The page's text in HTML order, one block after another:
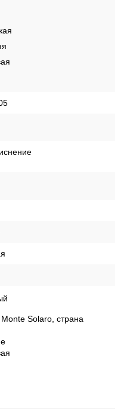
Solaro, страна